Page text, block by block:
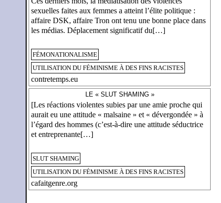
sexuelles faites aux femmes a atteint l’élite politique :
affaire DSK, affaire Tron ont tenu une bonne place dans
les médias. Déplacement significatif du[…]
FÉMONATIONALISME
UTILISATION DU FÉMINISME À DES FINS RACISTES
contretemps.eu
LE « SLUT SHAMING »
[Les réactions violentes subies par une amie proche qui
aurait eu une attitude « malsaine » et « dévergondée » à
l’égard des hommes (c’est-à-dire une attitude séductrice
et entreprenante[…]
SLUT SHAMING
UTILISATION DU FÉMINISME À DES FINS RACISTES
cafaitgenre.org